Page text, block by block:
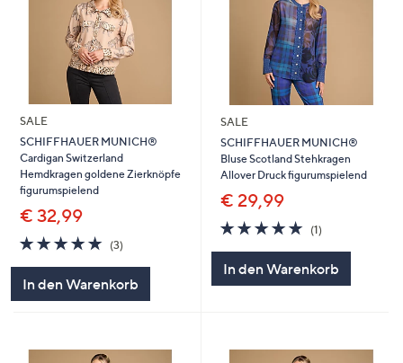
SALE
SCHIFFHAUER MUNICH®
Cardigan Switzerland
Hemdkragen goldene Zierknöpfe
figurumspielend
€ 32,99
5.0
von
(3)3
In den Warenkorb
SALE
SCHIFFHAUER MUNICH®
Bluse Scotland Stehkragen
Allover Druck figurumspielend
€ 29,99
5.0
von
(1)1
In den Warenkorb